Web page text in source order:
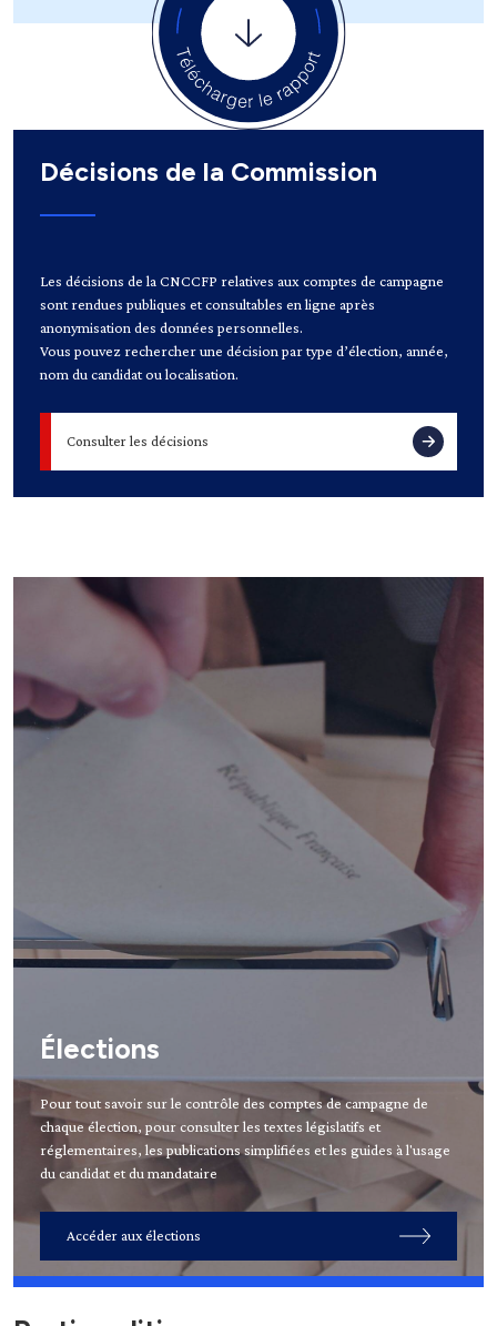
Décisions de la Commission
Les décisions de la CNCCFP relatives aux comptes de campagne
sont rendues publiques et consultables en ligne après
anonymisation des données personnelles.
Vous pouvez rechercher une décision par type d’élection, année,
nom du candidat ou localisation.
Consulter les décisions
Élections
Pour tout savoir sur le contrôle des comptes de campagne de
chaque élection, pour consulter les textes législatifs et
réglementaires, les publications simplifiées et les guides à l'usage
du candidat et du mandataire
Accéder aux élections